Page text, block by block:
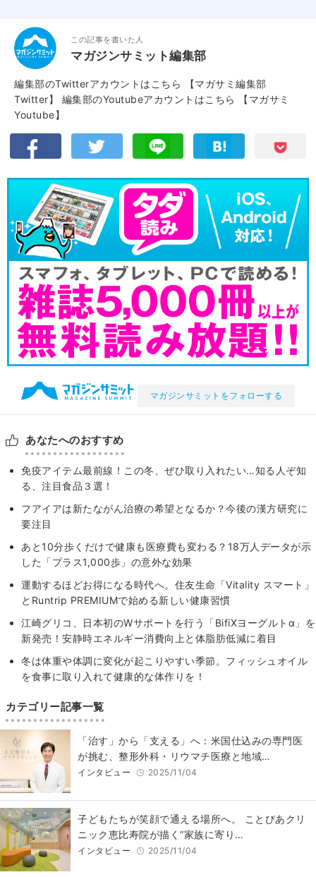
この記事を書いた人
マガジンサミット編集部
編集部のTwitterアカウントはこちら
【マガサミ編集部
Twitter】
編集部のYoutubeアカウントはこちら
【マガサミ
Youtube】
マガジンサミットをフォローする
あなたへのおすすめ
免疫アイテム最前線！この冬、ぜひ取り入れたい…知る人ぞ知
る、注目食品３選！
フアイアは新たながん治療の希望となるか？今後の漢方研究に
要注目
あと10分歩くだけで健康も医療費も変わる？18万人データが示
した「プラス1,000歩」の意外な効果
運動するほどお得になる時代へ。住友生命「Vitality スマート」
とRuntrip PREMIUMで始める新しい健康習慣
江崎グリコ、日本初のWサポートを行う「BifiXヨーグルトα」を
新発売！安静時エネルギー消費向上と体脂肪低減に着目
冬は体重や体調に変化が起こりやすい季節。フィッシュオイル
を食事に取り入れて健康的な体作りを！
カテゴリー記事一覧
「治す」から「支える」へ：米国仕込みの専門医
が挑む、整形外科・リウマチ医療と地域…
インタビュー 2025/11/04
子どもたちが笑顔で通える場所へ。 ことびあクリ
ニック恵比寿院が描く“家族に寄り…
インタビュー 2025/11/04